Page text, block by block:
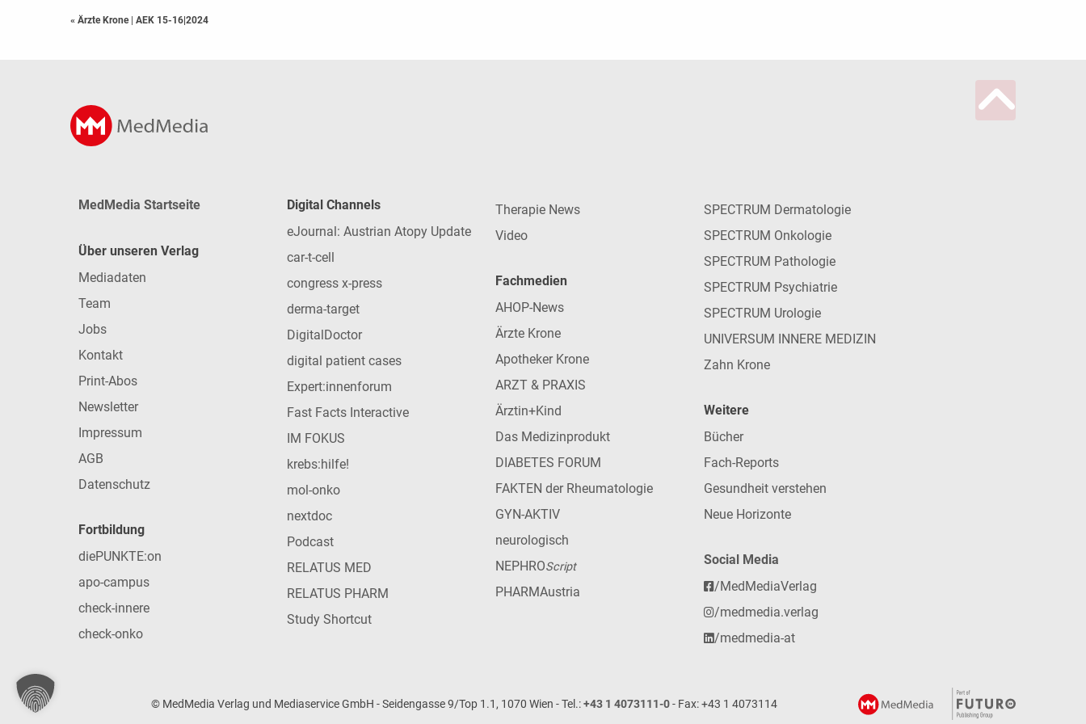
« Ärzte Krone | AEK 15-16|2024
MedMedia Startseite
Über unseren Verlag
Mediadaten
Team
Jobs
Kontakt
Print-Abos
Newsletter
Impressum
AGB
Datenschutz
Fortbildung
diePUNKTE:on
apo-campus
check-innere
check-onko
Digital Channels
eJournal: Austrian Atopy Update
car-t-cell
congress x-press
derma-target
DigitalDoctor
digital patient cases
Expert:innenforum
Fast Facts Interactive
IM FOKUS
krebs:hilfe!
mol-onko
nextdoc
Podcast
RELATUS MED
RELATUS PHARM
Study Shortcut
Therapie News
Video
Fachmedien
AHOP-News
Ärzte Krone
Apotheker Krone
ARZT & PRAXIS
Ärztin+Kind
Das Medizinprodukt
DIABETES FORUM
FAKTEN der Rheumatologie
GYN-AKTIV
neurologisch
NEPHROScript
PHARMAustria
SPECTRUM Dermatologie
SPECTRUM Onkologie
SPECTRUM Pathologie
SPECTRUM Psychiatrie
SPECTRUM Urologie
UNIVERSUM INNERE MEDIZIN
Zahn Krone
Weitere
Bücher
Fach-Reports
Gesundheit verstehen
Neue Horizonte
Social Media
/MedMediaVerlag
/medmedia.verlag
/medmedia-at
© MedMedia Verlag und Mediaservice GmbH - Seidengasse 9/Top 1.1, 1070 Wien - Tel.:+43 1 4073111-0- Fax: +43 1 4073114